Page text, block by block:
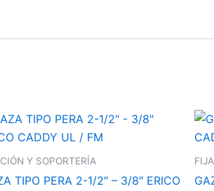
Y SOPORTERÍA
TIPO PERA 2-1/2″ – 3/8″ ERICO